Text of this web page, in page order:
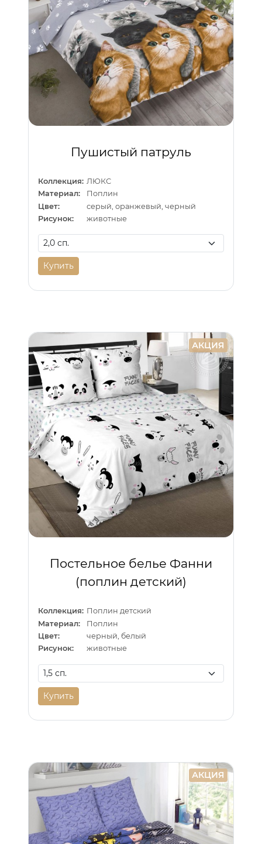
Пушистый патруль
Коллекция: ЛЮКС
Материал:
Поплин
Цвет:
серый, оранжевый, черный
Рисунок:
животные
Купить
АКЦИЯ
Постельное белье Фанни
(поплин детский)
Коллекция: Поплин детский
Материал:
Поплин
Цвет:
черный, белый
Рисунок:
животные
Купить
АКЦИЯ